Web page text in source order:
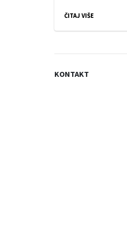
ČITAJ VIŠE
KONTAKT